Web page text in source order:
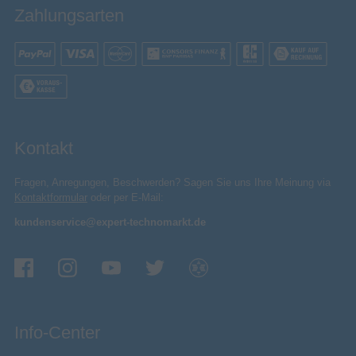
Bluetooth
Nahfeldkommunikation (NFC)
Speicher
Kompatible Speicherkarten
Verpackungsinhalt
Mitgelieferte Kabel USB
Schnellstartübersicht
Zahlungsarten
Kontakt
Fragen, Anregungen, Beschwerden? Sagen Sie uns Ihre Meinung via
Kontaktformular oder per E-Mail:
kundenservice@expert-technomarkt.de
Info-Center